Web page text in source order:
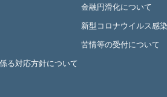
る対応方針について
金融円滑化について
新型コロナウイルス感
苦情等の受付について